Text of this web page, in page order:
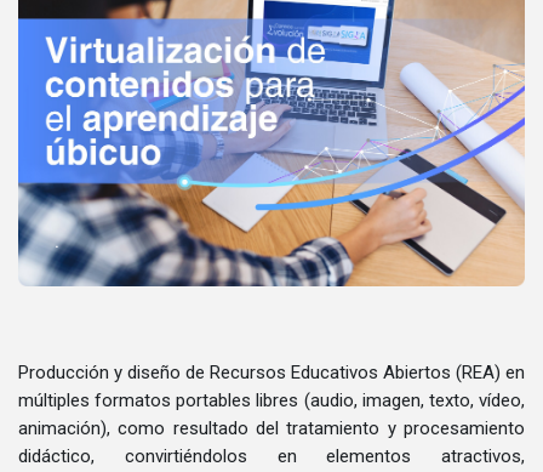
.
Producción y diseño de Recursos Educativos Abiertos (REA) en
múltiples formatos portables libres (audio, imagen, texto, vídeo,
animación), como resultado del tratamiento y procesamiento
didáctico, convirtiéndolos en elementos atractivos,